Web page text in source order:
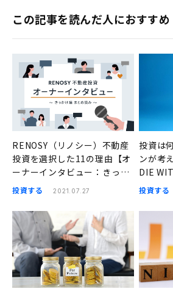
この記事を読んだ人におすすめ
RENOSY（リノシー）不動産
投資を選択した11の理由【オ
ーナーインタビュー：きっか
け編】
投資する 2021.07.27
投資は
ンが考
DIE
投資する